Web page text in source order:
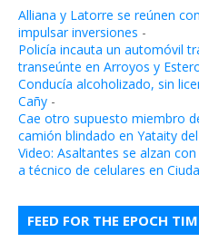
Alliana y Latorre se reúnen
impulsar inversiones -
Policía incauta un automóvil
transeúnte en Arroyos y
Conducía alcoholizado, sin
Cañy -
Cae otro supuesto miembro
camión blindado en Yataity
Video: Asaltantes se alzan
a técnico de celulares en
FEED FOR THE EPOCH